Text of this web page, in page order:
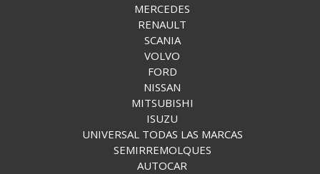
MERCEDES
RENAULT
SCANIA
VOLVO
FORD
NISSAN
MITSUBISHI
ISUZU
UNIVERSAL TODAS LAS MARCAS
SEMIRREMOLQUES
AUTOCAR